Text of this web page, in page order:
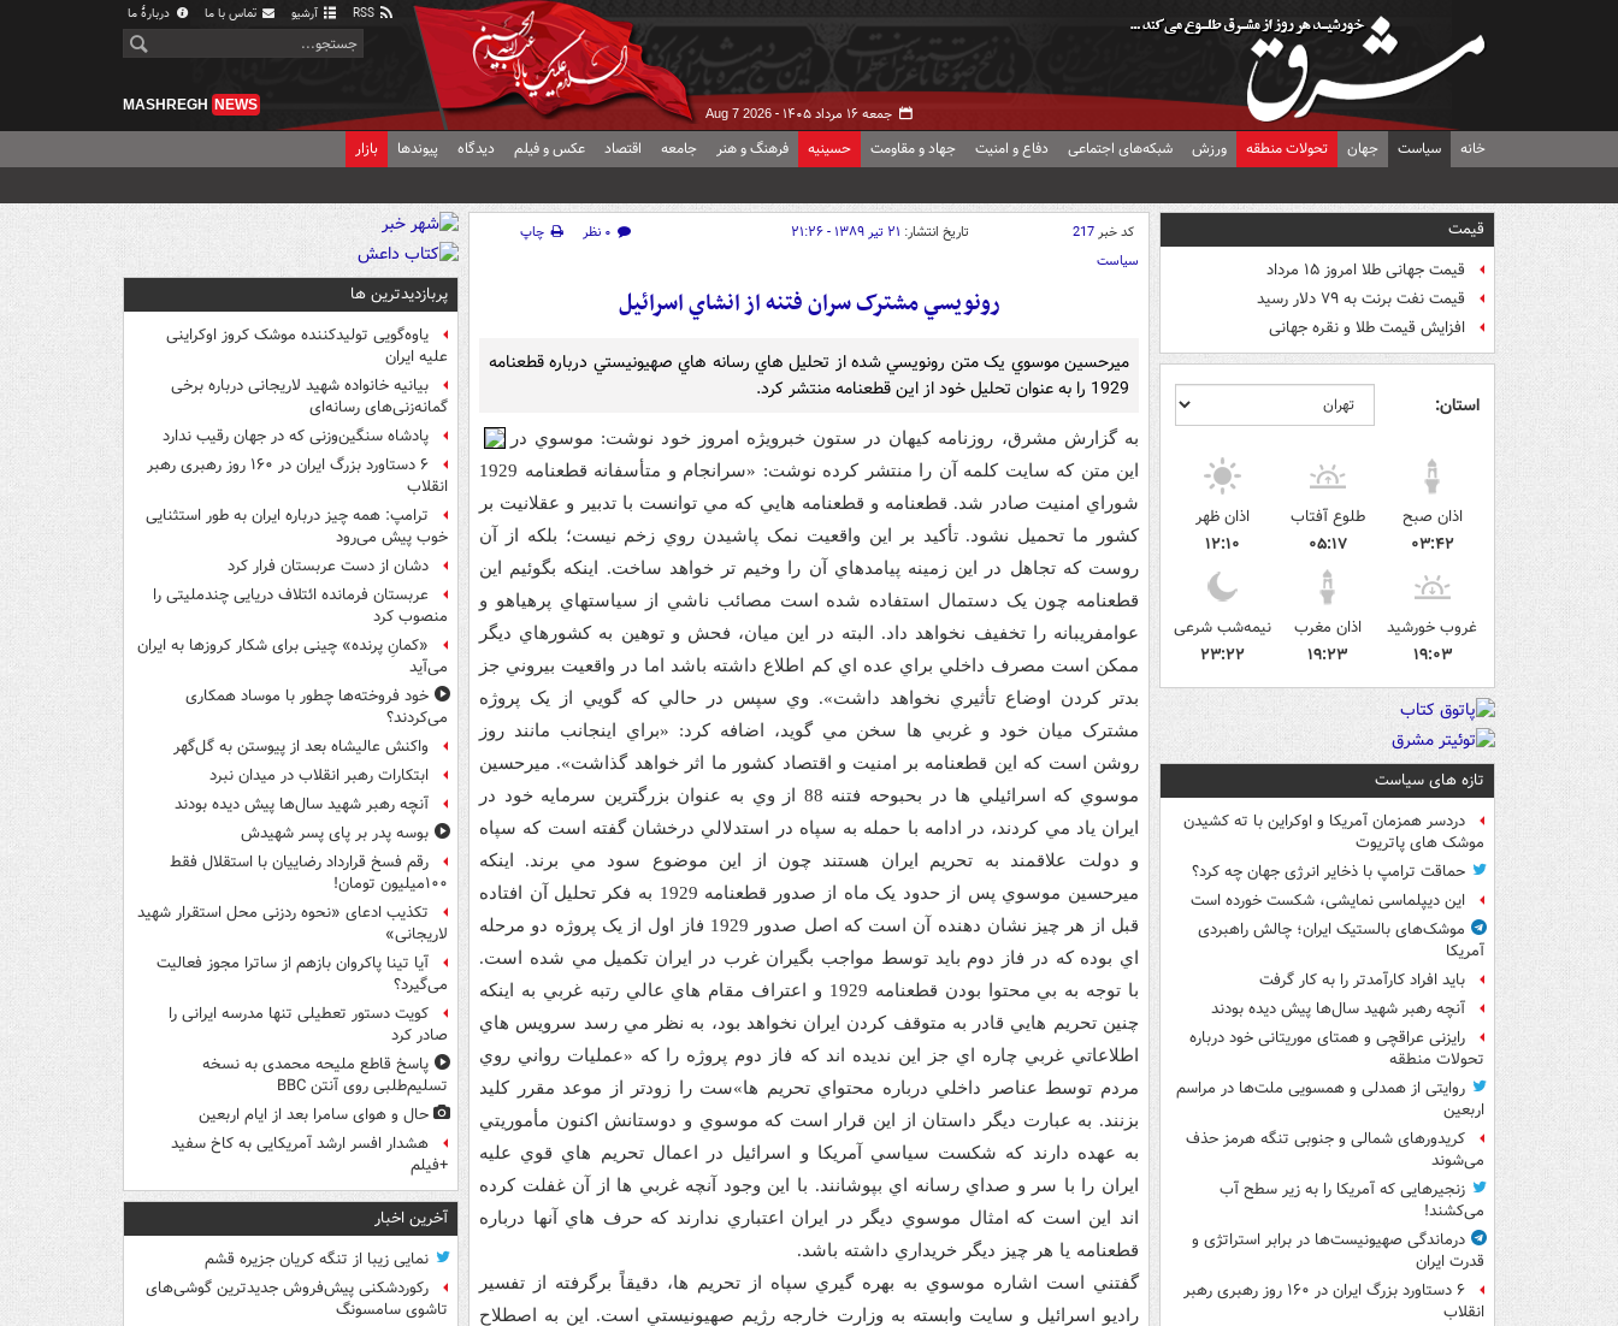
آرشیو تماس با ما دربارهٔ ما
جمعه ۱۶ مرداد ۱۴۰۵ - Aug 7 2026
MASHREGH NEWS
خانه سیاست جهان تحولات منطقه ورزش شبکه‌های اجتماعی دفاع و امنیت جهاد و مقاومت حسینیه فرهنگ و هنر جامعه اقتصاد عکس و فیلم دیدگاه پیوندها بازار
قیمت
قیمت جهانی طلا امروز ۱۵ مرداد
قیمت نفت برنت به ۷۹ دلار رسید
افزایش قیمت طلا و نقره جهانی
استان:
اذان صبح
۰۳:۴۲
طلوع آفتاب
۰۵:۱۷
اذان ظهر
۱۲:۱۰
غروب خورشید
۱۹:۰۳
اذان مغرب
۱۹:۲۳
نیمه‌شب شرعی
۲۳:۲۲
تازه های سیاست
دردسر همزمان آمریکا و اوکراین با ته کشیدن
موشک های پاتریوت
حماقت ترامپ با ذخایر انرژی جهان چه کرد؟
این دیپلماسی نمایشی، شکست خورده است
موشک‌های بالستیک ایران؛ چالش راهبردی
آمریکا
باید افراد کارآمدتر را به کار گرفت
آنچه رهبر شهید سال‌ها پیش دیده بودند
رایزنی عراقچی و همتای موریتانی خود درباره
تحولات منطقه
روایتی از همدلی و همسویی ملت‌ها در مراسم
اربعین
کریدورهای شمالی و جنوبی تنگه هرمز حذف
می‌شوند
زنجیرهایی که آمریکا را به زیر سطح آب
می‌کشند!
درماندگی صهیونیست‌ها در برابر استراتژی و
قدرت ایران
۶ دستاورد بزرگ ایران در ۱۶۰ روز رهبری رهبر
انقلاب
کد خبر217 تاریخ انتشار: ۲۱ تیر ۱۳۸۹ - ۲۱:۲۶ ۰ نظر
چاپ
سیاست
رونويسي مشترک سران فتنه از انشاي اسرائيل
ميرحسين موسوي يک متن رونويسي شده از تحليل هاي رسانه هاي صهيونيستي درباره قطعنامه
1929 را به عنوان تحليل خود از اين قطعنامه منتشر کرد.
به گزارش مشرق، روزنامه کيهان در ستون خبرويژه امروز خود نوشت: موسوي در
اين متن که سايت کلمه آن را منتشر کرده نوشت: «سرانجام و متأسفانه قطعنامه 1929
شوراي امنيت صادر شد. قطعنامه و قطعنامه هايي که مي توانست با تدبير و عقلانيت بر
کشور ما تحميل نشود. تأکيد بر اين واقعيت نمک پاشيدن روي زخم نيست؛ بلکه از آن
روست که تجاهل در اين زمينه پيامدهاي آن را وخيم تر خواهد ساخت. اينکه بگوئيم اين
قطعنامه چون يک دستمال استفاده شده است مصائب ناشي از سياستهاي پرهياهو و
عوامفريبانه را تخفيف نخواهد داد. البته در اين ميان، فحش و توهين به کشورهاي ديگر
ممکن است مصرف داخلي براي عده اي کم اطلاع داشته باشد اما در واقعيت بيروني جز
بدتر کردن اوضاع تأثيري نخواهد داشت». وي سپس در حالي که گويي از يک پروژه
مشترک ميان خود و غربي ها سخن مي گويد، اضافه کرد: «براي اينجانب مانند روز
روشن است که اين قطعنامه بر امنيت و اقتصاد کشور ما اثر خواهد گذاشت». ميرحسين
موسوي که اسرائيلي ها در بحبوحه فتنه 88 از وي به عنوان بزرگترين سرمايه خود در
ايران ياد مي کردند، در ادامه با حمله به سپاه در استدلالي درخشان گفته است که سپاه
و دولت علاقمند به تحريم ايران هستند چون از اين موضوع سود مي برند. اينکه
ميرحسين موسوي پس از حدود يک ماه از صدور قطعنامه 1929 به فکر تحليل آن افتاده
قبل از هر چيز نشان دهنده آن است که اصل صدور 1929 فاز اول از يک پروژه دو مرحله
اي بوده که در فاز دوم بايد توسط مواجب بگيران غرب در ايران تکميل مي شده است.
با توجه به بي محتوا بودن قطعنامه 1929 و اعتراف مقام هاي عالي رتبه غربي به اينکه
چنين تحريم هايي قادر به متوقف کردن ايران نخواهد بود، به نظر مي رسد سرويس هاي
اطلاعاتي غربي چاره اي جز اين نديده اند که فاز دوم پروژه را که «عمليات رواني روي
مردم توسط عناصر داخلي درباره محتواي تحريم ها»ست را زودتر از موعد مقرر کليد
بزنند. به عبارت ديگر داستان از اين قرار است که موسوي و دوستانش اکنون مأموريتي
به عهده دارند که شکست سياسي آمريکا و اسرائيل در اعمال تحريم هاي قوي عليه
ايران را با سر و صداي رسانه اي بپوشانند. با اين وجود آنچه غربي ها از آن غفلت کرده
اند اين است که امثال موسوي ديگر در ايران اعتباري ندارند که حرف هاي آنها درباره
قطعنامه يا هر چيز ديگر خريداري داشته باشد.
گفتني است اشاره موسوي به بهره گيري سپاه از تحريم ها، دقيقاً برگرفته از تفسير
راديو اسرائيل و سايت وابسته به وزارت خارجه رژيم صهيونيستي است. اين به اصطلاح
پربازدیدترین ها
یاوه‌گویی تولیدکننده موشک کروز اوکراینی
علیه ایران
بیانیه خانواده شهید لاریجانی درباره برخی
گمانه‌زنی‌های رسانه‌ای
پادشاه سنگین‌وزنی که در جهان رقیب ندارد
۶ دستاورد بزرگ ایران در ۱۶۰ روز رهبری رهبر
انقلاب
ترامپ: همه چیز درباره ایران به طور استثنایی
خوب پیش می‌رود
دشان از دست عربستان فرار کرد
عربستان فرمانده ائتلاف دریایی چندملیتی را
منصوب کرد
«کمانِ پرنده» چینی برای شکار کروزها به ایران
می‌آید
خود فروخته‌ها چطور با موساد همکاری
می‌کردند؟
واکنش عالیشاه بعد از پیوستن به گل‌گهر
ابتکارات رهبر انقلاب در میدان نبرد
آنچه رهبر شهید سال‌ها پیش دیده بودند
بوسه‌ پدر بر پای پسر شهیدش
رقم فسخ قرارداد رضاییان با استقلال فقط
۱۰۰میلیون تومان!
تکذیب ادعای «نحوه ردزنی محل استقرار شهید
لاریجانی»
آیا تینا پاکروان بازهم از ساترا مجوز فعالیت
می‌گیرد؟
کویت دستور تعطیلی تنها مدرسه ایرانی را
صادر کرد
پاسخ قاطع ملیحه محمدی به نسخه
تسلیم‌طلبی روی آنتن BBC
حال و هوای سامرا بعد از ایام اربعین
هشدار افسر ارشد آمریکایی به کاخ سفید
+فیلم
آخرین اخبار
نمایی زیبا از تنگه کریان جزیره قشم
رکوردشکنی پیش‌فروش جدیدترین گوشی‌های
تاشوی سامسونگ